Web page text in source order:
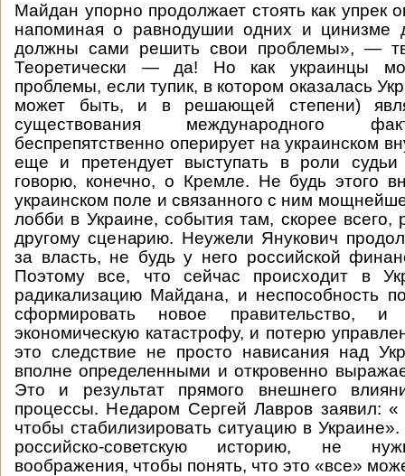
Майдан упорно продолжает стоять как упрек
напоминая о равнодушии одних и цинизме
должны сами решить свои проблемы», —
Теоретически — да! Но как украинцы
проблемы, если тупик, в котором оказалась
может быть, и в решающей степени)
существования международного
беспрепятственно оперирует на украинском
еще и претендует выступать в роли
говорю, конечно, о Кремле. Не будь этого
украинском поле и связанного с ним
лобби в Украине, события там, скорее всего,
другому сценарию. Неужели Янукович
за власть, не будь у него российской
Поэтому все, что сейчас происходит в
радикализацию Майдана, и неспособность
сформировать новое правительство, и
экономическую катастрофу, и потерю
это следствие не просто нависания над
вполне определенными и откровенно
Это и результат прямого внешнего
процессы. Недаром Сергей Лавров заявил:
чтобы стабилизировать ситуацию в Украине».
российско-советскую историю, не
воображения, чтобы понять, что это «все»